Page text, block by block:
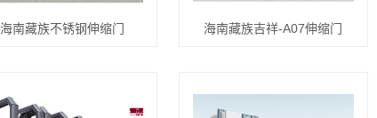
海南藏族不锈钢伸缩门 海南藏族吉祥-A07伸缩门